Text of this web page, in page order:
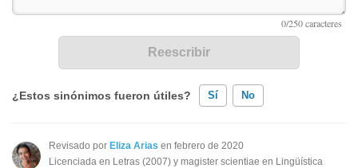
¿Estos sinónimos fueron útiles? Sí No
Existen sinónimos incorrectos
Revisado por Eliza Arias en febrero de 2020
Licenciada en Letras (2007) y magister scientiae en Lingüística